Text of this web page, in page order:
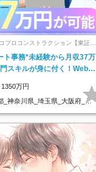
プロコンストラクション【東証プ
コプロ・ホールディングス子会
事務*未経験から月収37万
スキルが身に付く！Web面
万円
_神奈川県_埼玉県_大阪府_愛